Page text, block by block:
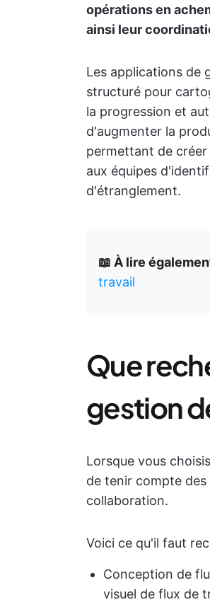
opérations en
ainsi leur
Les applications de
structuré pour
la progression et
d'augmenter la
permettant de créer
aux équipes
d'étranglement.
📖 À lire
travail
Que
gestion
Lorsque vous
de tenir compte
collaboration.
Voici ce qu'il faut
Conception de
visuel de flux de